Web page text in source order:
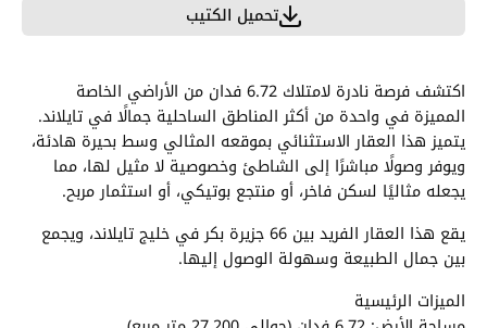
تحميل الكتيب
اكتشف فرصة نادرة لامتلاك 6.72 فدان من الأراضي الخاصة
المميزة في واحدة من أكثر المناطق الساحلية جمالًا في تايلاند.
يتميز هذا العقار الاستثنائي بموقعه المثالي وسط بحيرة هادئة،
ويوفر وصولًا مباشرًا إلى الشاطئ وخصوصية لا مثيل لها، مما
يجعله مثاليًا لسكن فاخر، أو منتجع بوتيكي، أو استثمار مربح.
يقع هذا العقار الفريد بين 66 جزيرة بكر في خليج تايلاند، ويجمع
بين جمال الطبيعة وسهولة الوصول إليها.
الميزات الرئيسية